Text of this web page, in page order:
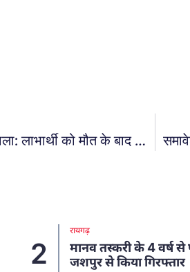
CG News: सरकारी राशन दुकान में लाखों का घोटाला: लाभार्थी को मौत के बाद भी बांट रहे थे राशन! पुलिस ने सचिव और विक्रेता को किया गिरफ्तार
3
रायगढ़
नवतपा में राहत का सहारा
का प्याऊ